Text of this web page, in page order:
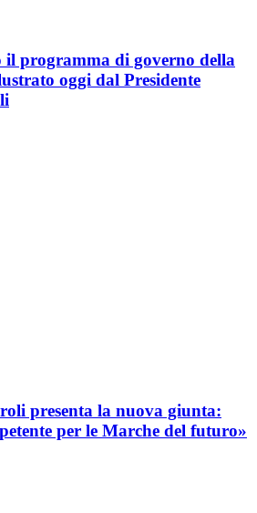
il programma di governo della
oggi dal Presidente
presenta la nuova giunta:
per le Marche del futuro»